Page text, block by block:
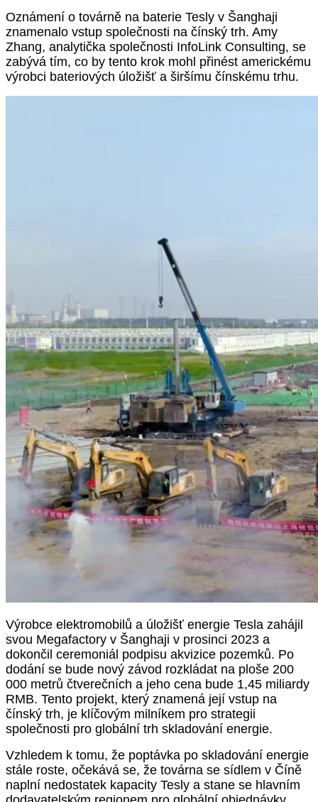
Oznámení o továrně na baterie Tesly v Šanghaji
znamenalo vstup společnosti na čínský trh. Amy
Zhang, analytička společnosti InfoLink Consulting, se
zabývá tím, co by tento krok mohl přinést americkému
výrobci bateriových úložišť a širšímu čínskému trhu.
Výrobce elektromobilů a úložišť energie Tesla zahájil
svou Megafactory v Šanghaji v prosinci 2023 a
dokončil ceremoniál podpisu akvizice pozemků. Po
dodání se bude nový závod rozkládat na ploše 200
000 metrů čtverečních a jeho cena bude 1,45 miliardy
RMB. Tento projekt, který znamená její vstup na
čínský trh, je klíčovým milníkem pro strategii
společnosti pro globální trh skladování energie.
Vzhledem k tomu, že poptávka po skladování energie
stále roste, očekává se, že továrna se sídlem v Číně
naplní nedostatek kapacity Tesly a stane se hlavním